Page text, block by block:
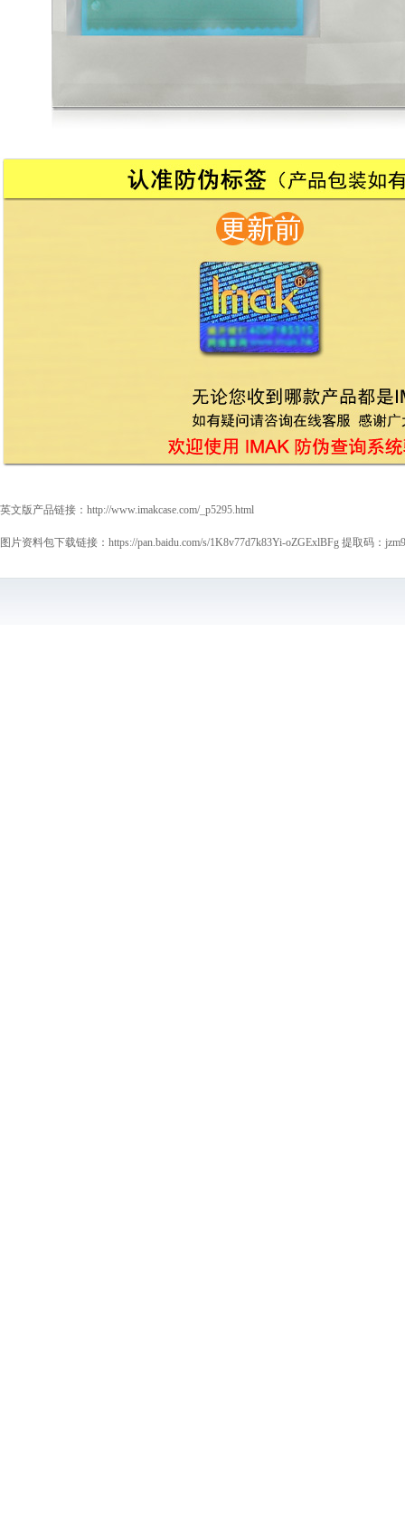
英文版产品链接： http://www.imakcase.com/_p5295.html
图片资料包下载链接： https://pan.baidu.com/s/1K8v77d7k83Yi-oZGExlBFg 提取码：jzm9